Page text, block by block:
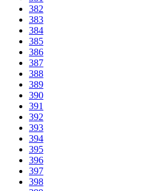
382
383
384
385
386
387
388
389
390
391
392
393
394
395
396
397
398